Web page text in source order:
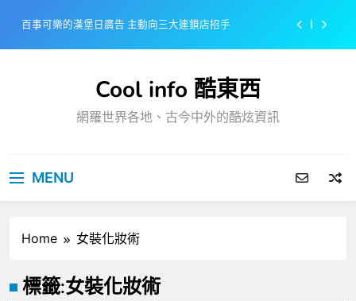
content
百事可樂的漢堡日廣告 主動向三大連鎖店招手
戴著金牌的醬油瓶 市佔率第一的龜甲萬廣告
感動落淚也笑到流淚的斷髮式
Cool info 酷東西
網羅世界各地、古今中外的酷炫資訊
MENU
Home 女裝化妝術
標籤:女裝化妝術